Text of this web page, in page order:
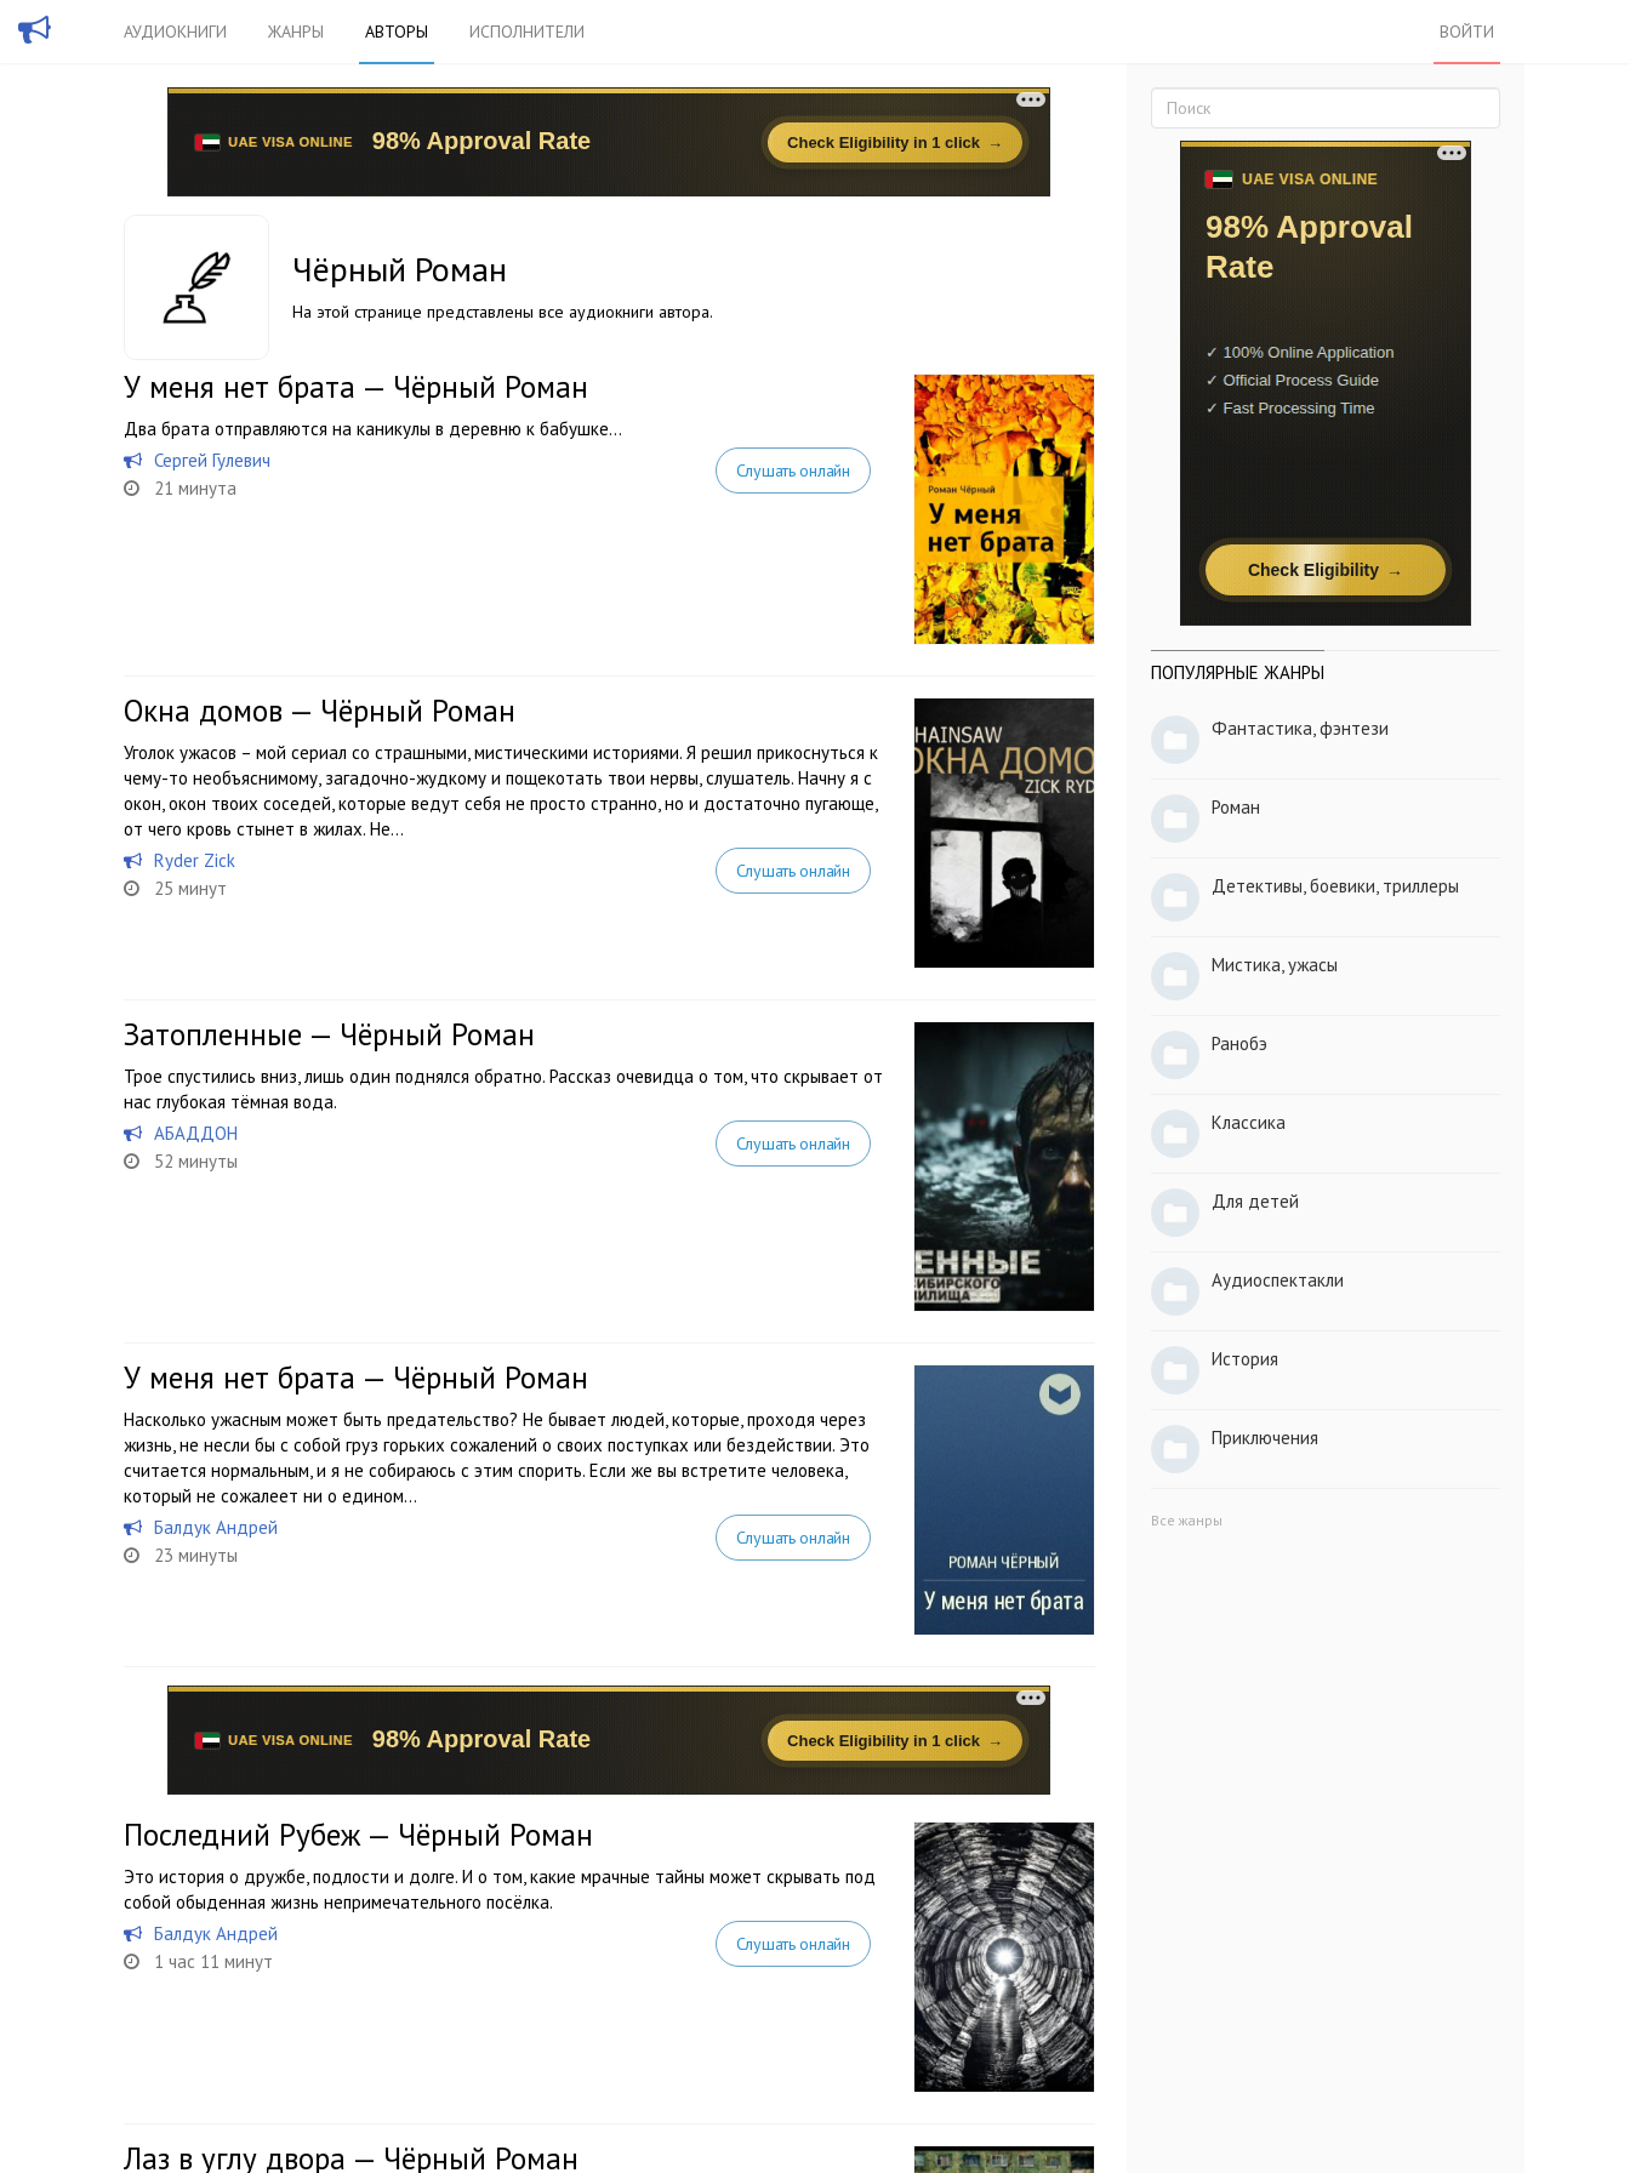
АУДИОКНИГИ ЖАНРЫ АВТОРЫ ИСПОЛНИТЕЛИ ВОЙТИ
Чёрный Роман
На этой странице представлены все аудиокниги автора.
У меня нет брата — Чёрный Роман
Два брата отправляются на каникулы в деревню к бабушке…
Сергей Гулевич
21 минута
Слушать онлайн
Окна домов — Чёрный Роман
Уголок ужасов – мой сериал со страшными, мистическими историями. Я решил прикоснуться к
чему-то необъяснимому, загадочно-жудкому и пощекотать твои нервы, слушатель. Начну я с
окон, окон твоих соседей, которые ведут себя не просто странно, но и достаточно пугающе,
от чего кровь стынет в жилах. Не...
Ryder Zick
25 минут
Слушать онлайн
Затопленные — Чёрный Роман
Трое спустились вниз, лишь один поднялся обратно. Рассказ очевидца о том, что скрывает от
нас глубокая тёмная вода.
АБАДДОН
52 минуты
Слушать онлайн
У меня нет брата — Чёрный Роман
Насколько ужасным может быть предательство? Не бывает людей, которые, проходя через
жизнь, не несли бы с собой груз горьких сожалений о своих поступках или бездействии. Это
считается нормальным, и я не собираюсь с этим спорить. Если же вы встретите человека,
который не сожалеет ни о едином...
Балдук Андрей
23 минуты
Слушать онлайн
Последний Рубеж — Чёрный Роман
Это история о дружбе, подлости и долге. И о том, какие мрачные тайны может скрывать под
собой обыденная жизнь непримечательного посёлка.
Балдук Андрей
1 час 11 минут
Слушать онлайн
Лаз в углу двора — Чёрный Роман
ПОПУЛЯРНЫЕ ЖАНРЫ
Фантастика, фэнтези
Роман
Детективы, боевики, триллеры
Мистика, ужасы
Ранобэ
Классика
Для детей
Аудиоспектакли
История
Приключения
Все жанры